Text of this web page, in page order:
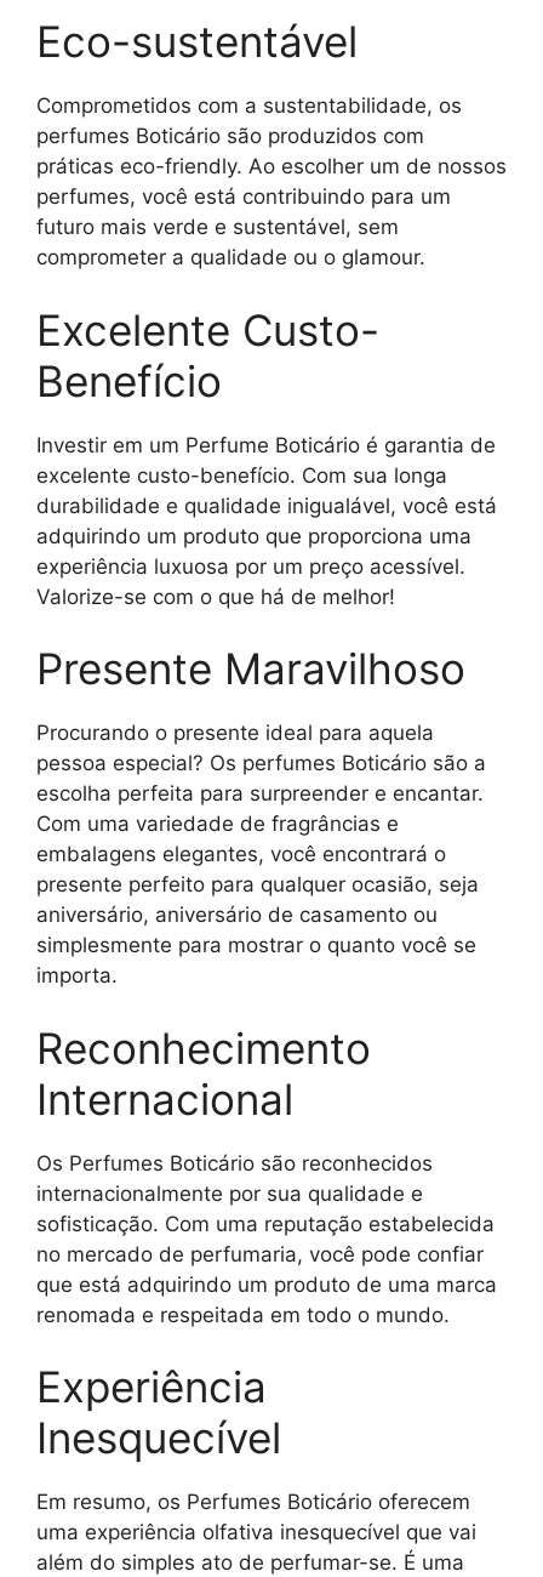
Eco-sustentável
Comprometidos com a sustentabilidade, os
perfumes Boticário são produzidos com
práticas eco-friendly. Ao escolher um de nossos
perfumes, você está contribuindo para um
futuro mais verde e sustentável, sem
comprometer a qualidade ou o glamour.
Excelente Custo-
Benefício
Investir em um Perfume Boticário é garantia de
excelente custo-benefício. Com sua longa
durabilidade e qualidade inigualável, você está
adquirindo um produto que proporciona uma
experiência luxuosa por um preço acessível.
Valorize-se com o que há de melhor!
Presente Maravilhoso
Procurando o presente ideal para aquela
pessoa especial? Os perfumes Boticário são a
escolha perfeita para surpreender e encantar.
Com uma variedade de fragrâncias e
embalagens elegantes, você encontrará o
presente perfeito para qualquer ocasião, seja
aniversário, aniversário de casamento ou
simplesmente para mostrar o quanto você se
importa.
Reconhecimento
Internacional
Os Perfumes Boticário são reconhecidos
internacionalmente por sua qualidade e
sofisticação. Com uma reputação estabelecida
no mercado de perfumaria, você pode confiar
que está adquirindo um produto de uma marca
renomada e respeitada em todo o mundo.
Experiência
Inesquecível
Em resumo, os Perfumes Boticário oferecem
uma experiência olfativa inesquecível que vai
além do simples ato de perfumar-se. É uma